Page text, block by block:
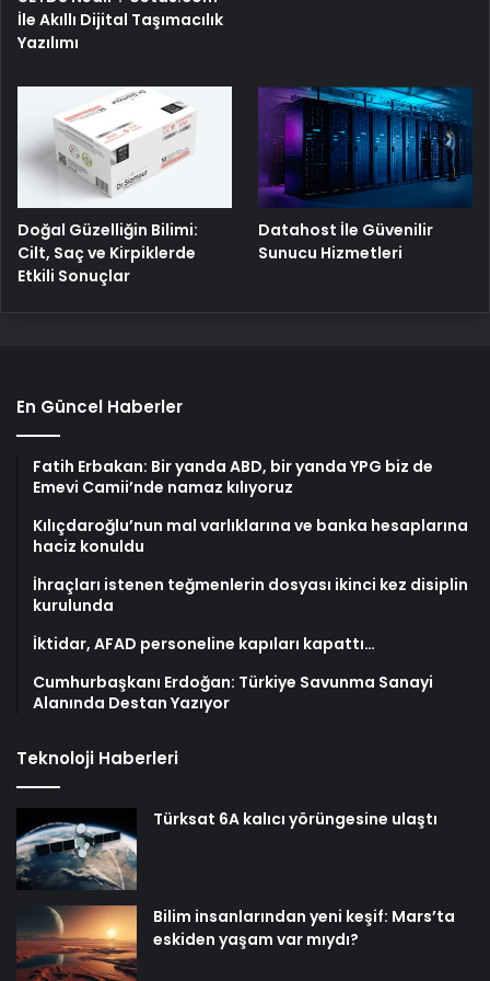
İle Akıllı Dijital Taşımacılık
Yazılımı
Doğal Güzelliğin Bilimi:
Cilt, Saç ve Kirpiklerde
Etkili Sonuçlar
Datahost İle Güvenilir
Sunucu Hizmetleri
En Güncel Haberler
Fatih Erbakan: Bir yanda ABD, bir yanda YPG biz de
Emevi Camii’nde namaz kılıyoruz
Kılıçdaroğlu’nun mal varlıklarına ve banka hesaplarına
haciz konuldu
İhraçları istenen teğmenlerin dosyası ikinci kez disiplin
kurulunda
İktidar, AFAD personeline kapıları kapattı…
Cumhurbaşkanı Erdoğan: Türkiye Savunma Sanayi
Alanında Destan Yazıyor
Teknoloji Haberleri
Türksat 6A kalıcı yörüngesine ulaştı
Bilim insanlarından yeni keşif: Mars’ta
eskiden yaşam var mıydı?